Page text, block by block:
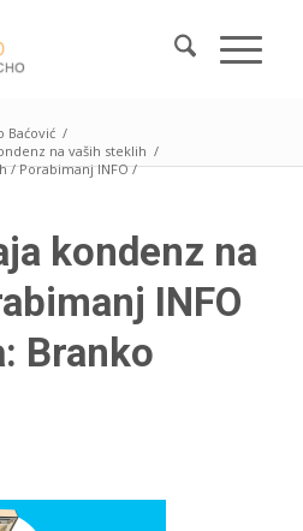
Baćović /
na vaših steklih /
/ Porabimanj INFO /
kondenz na
INFO
Branko